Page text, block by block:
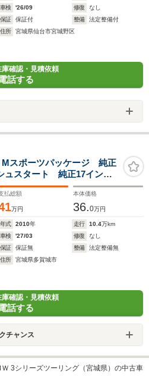
車検 '26/09 修復
なし
保証
保証付 整備
法定整備付
住所
宮城県仙台市宮城野区
庫確認・見積依頼
話する
スポーツパッケージ 純正
スタート 純正17インチ
払総額
万円
本体価格
36.0万円
年式 2010年 走行 10.4万km
車検
'27/03 修復
なし
保証
保証無 整備
法定整備無
住所
宮城県多賀城市
庫確認・見積依頼
話する
チャンス
Ｗ 3シリーズツーリング（宮城県）の中古車